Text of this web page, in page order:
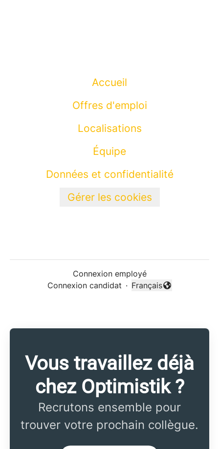
Accueil
Offres d'emploi
Localisations
Équipe
Données et confidentialité
Gérer les cookies
Connexion employé
Connexion candidat ·
Changer la langue
Français
Vous travaillez déjà
chez Optimistik ?
Recrutons ensemble pour
trouver votre prochain collègue.